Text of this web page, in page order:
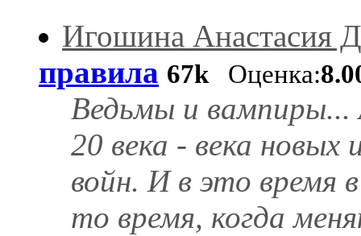
Игошина Анастасия
правила 67kОценка:
Ведьмы и вампиры...
20 века - века
войн. И в это время
то время, когда